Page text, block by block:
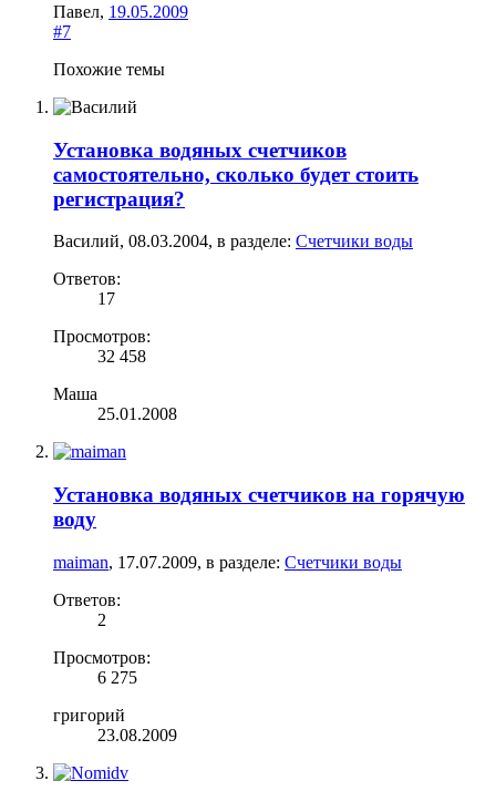
Павел, 19.05.2009
#7
Похожие темы
Установка водяных счетчиков
самостоятельно, сколько будет стоить
регистрация?
Василий, 08.03.2004, в разделе: Счетчики воды
Ответов:
17
Просмотров:
32 458
Маша
25.01.2008
Установка водяных счетчиков на горячую
воду
maiman, 17.07.2009, в разделе: Счетчики воды
Ответов:
2
Просмотров:
6 275
григорий
23.08.2009